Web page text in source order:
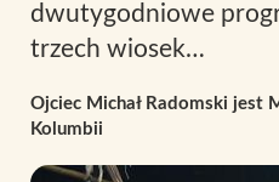
dwutygodniowe
trzech wiosek…
Ojciec Michał Radomski jest
Kolumbii